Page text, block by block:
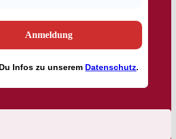
Du Infos zu unserem Datenschutz.